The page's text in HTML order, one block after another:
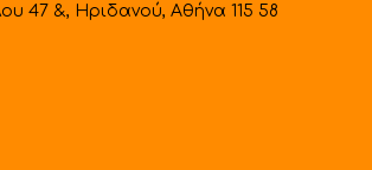
47 &, Ηριδανού, Αθήνα 115 58